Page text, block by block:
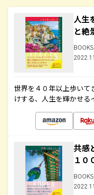
人生
と絶
世界を４０年以上歩いて
けする、人生を輝かせ
共感
１０